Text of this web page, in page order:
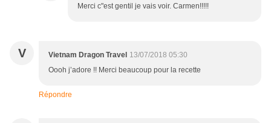
Merci c"est gentil je vais voir. Carmen!!!!!
V Vietnam Dragon Travel 13/07/2018 05:30
Oooh j’adore !! Merci beaucoup pour la recette
Répondre